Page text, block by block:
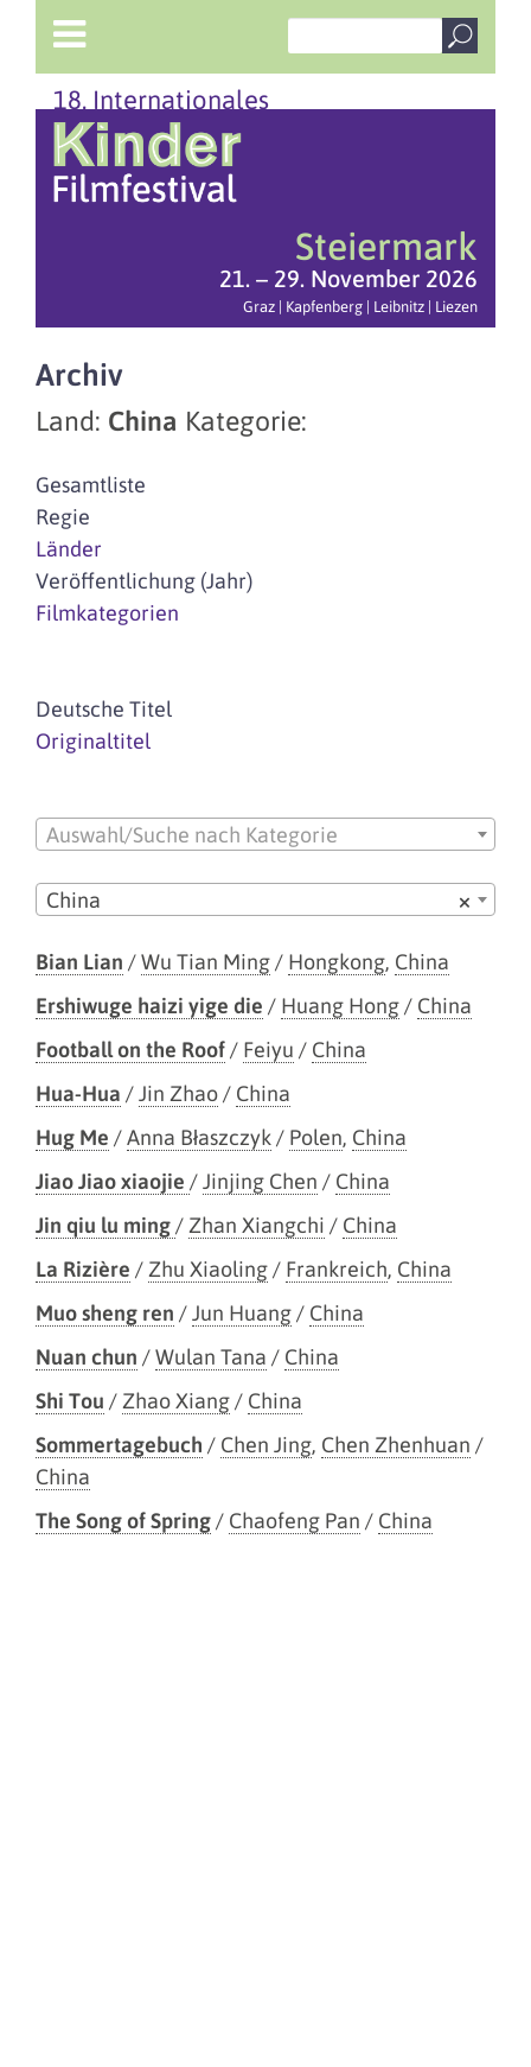
18. Internationales
Steiermark
21. – 29. November 2026
Graz | Kapfenberg | Leibnitz | Liezen
Archiv
Land: China Kategorie:
Gesamtliste
Regie
Länder
Veröffentlichung (Jahr)
Filmkategorien
Deutsche Titel
Originaltitel
Auswahl/Suche nach Kategorie
×
China
Bian Lian /Wu Tian Ming/ Hongkong, China
Ershiwuge haizi yige die / Huang Hong/ China
Football on the Roof/ Feiyu / China
Hua-Hua /Jin Zhao/ China
Hug Me /Anna Błaszczyk / Polen, China
Jiao Jiao xiaojie /Jinjing Chen / China
Jin qiu lu ming/ Zhan Xiangchi / China
La Rizière / Zhu Xiaoling/ Frankreich, China
Muo sheng ren /Jun Huang/ China
Nuan chun /Wulan Tana / China
Shi Tou / Zhao Xiang/ China
Sommertagebuch / Chen Jing, Chen Zhenhuan /
China
The Song of Spring/ Chaofeng Pan / China